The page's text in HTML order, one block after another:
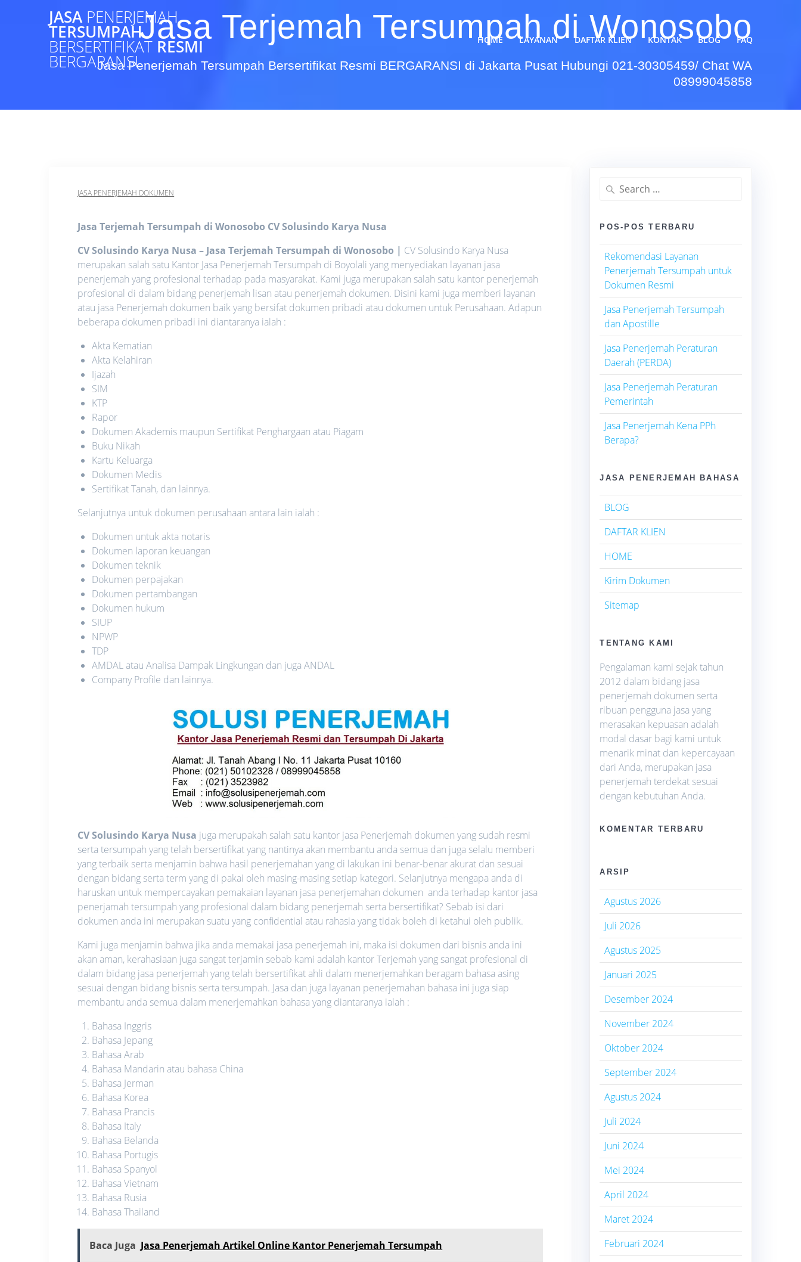
JASA PENERJEMAH
TERSUMPAH
BERSERTIFIKAT RESMI
BERGARANSI
HOME LAYANAN DAFTAR KLIEN KONTAK BLOG FAQ
Jasa Terjemah Tersumpah di Wonosobo
Jasa Penerjemah Tersumpah Bersertifikat Resmi BERGARANSI di Jakarta Pusat Hubungi 021-30305459/ Chat WA
08999045858
JASA PENERJEMAH DOKUMEN
Jasa Terjemah Tersumpah di Wonosobo CV Solusindo Karya Nusa
CV Solusindo Karya Nusa – Jasa Terjemah Tersumpah di Wonosobo | CV Solusindo Karya Nusa
merupakan salah satu Kantor Jasa Penerjemah Tersumpah di Boyolali yang menyediakan layanan jasa
penerjemah yang profesional terhadap pada masyarakat. Kami juga merupakan salah satu kantor penerjemah
profesional di dalam bidang penerjemah lisan atau penerjemah dokumen. Disini kami juga memberi layanan
atau jasa Penerjemah dokumen baik yang bersifat dokumen pribadi atau dokumen untuk Perusahaan. Adapun
beberapa dokumen pribadi ini diantaranya ialah :
Akta Kematian
Akta Kelahiran
Ijazah
SIM
KTP
Rapor
Dokumen Akademis maupun Sertifikat Penghargaan atau Piagam
Buku Nikah
Kartu Keluarga
Dokumen Medis
Sertifikat Tanah, dan lainnya.
Selanjutnya untuk dokumen perusahaan antara lain ialah :
Dokumen untuk akta notaris
Dokumen laporan keuangan
Dokumen teknik
Dokumen perpajakan
Dokumen pertambangan
Dokumen hukum
SIUP
NPWP
TDP
AMDAL atau Analisa Dampak Lingkungan dan juga ANDAL
Company Profile dan lainnya.
CV Solusindo Karya Nusa juga merupakah salah satu kantor jasa Penerjemah dokumen yang sudah resmi
serta tersumpah yang telah bersertifikat yang nantinya akan membantu anda semua dan juga selalu memberi
yang terbaik serta menjamin bahwa hasil penerjemahan yang di lakukan ini benar-benar akurat dan sesuai
dengan bidang serta term yang di pakai oleh masing-masing setiap kategori. Selanjutnya mengapa anda di
haruskan untuk mempercayakan pemakaian layanan jasa penerjemahan dokumen anda terhadap kantor jasa
penerjamah tersumpah yang profesional dalam bidang penerjemah serta bersertifikat? Sebab isi dari
dokumen anda ini merupakan suatu yang confidential atau rahasia yang tidak boleh di ketahui oleh publik.
Kami juga menjamin bahwa jika anda memakai jasa penerjemah ini, maka isi dokumen dari bisnis anda ini
akan aman, kerahasiaan juga sangat terjamin sebab kami adalah kantor Terjemah yang sangat profesional di
dalam bidang jasa penerjemah yang telah bersertifikat ahli dalam menerjemahkan beragam bahasa asing
sesuai dengan bidang bisnis serta tersumpah. Jasa dan juga layanan penerjemahan bahasa ini juga siap
membantu anda semua dalam menerjemahkan bahasa yang diantaranya ialah :
Bahasa Inggris
Bahasa Jepang
Bahasa Arab
Bahasa Mandarin atau bahasa China
Bahasa Jerman
Bahasa Korea
Bahasa Prancis
Bahasa Italy
Bahasa Belanda
Bahasa Portugis
Bahasa Spanyol
Bahasa Vietnam
Bahasa Rusia
Bahasa Thailand
Baca Juga Jasa Penerjemah Artikel Online Kantor Penerjemah Tersumpah
Search
for:
POS-POS TERBARU
Rekomendasi Layanan
Penerjemah Tersumpah untuk
Dokumen Resmi
Jasa Penerjemah Tersumpah
dan Apostille
Jasa Penerjemah Peraturan
Daerah (PERDA)
Jasa Penerjemah Peraturan
Pemerintah
Jasa Penerjemah Kena PPh
Berapa?
JASA PENERJEMAH BAHASA
BLOG
DAFTAR KLIEN
HOME
Kirim Dokumen
Sitemap
TENTANG KAMI
Pengalaman kami sejak tahun
2012 dalam bidang jasa
penerjemah dokumen serta
ribuan pengguna jasa yang
merasakan kepuasan adalah
modal dasar bagi kami untuk
menarik minat dan kepercayaan
dari Anda, merupakan jasa
penerjemah terdekat sesuai
dengan kebutuhan Anda.
KOMENTAR TERBARU
ARSIP
Agustus 2026
Juli 2026
Agustus 2025
Januari 2025
Desember 2024
November 2024
Oktober 2024
September 2024
Agustus 2024
Juli 2024
Juni 2024
Mei 2024
April 2024
Maret 2024
Februari 2024